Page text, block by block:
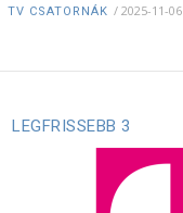
TV CSATORNÁK / 2025-11-06
LEGFRISSEBB 3